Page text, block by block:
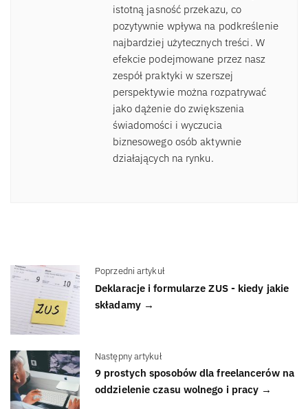
istotną jasność przekazu, co
pozytywnie wpływa na podkreślenie
najbardziej użytecznych treści. W
efekcie podejmowane przez nasz
zespół praktyki w szerszej
perspektywie można rozpatrywać
jako dążenie do zwiększenia
świadomości i wyczucia
biznesowego osób aktywnie
działających na rynku.
Poprzedni artykuł
Deklaracje i formularze ZUS - kiedy jakie
składamy →
Następny artykuł
9 prostych sposobów dla freelancerów na
oddzielenie czasu wolnego i pracy →